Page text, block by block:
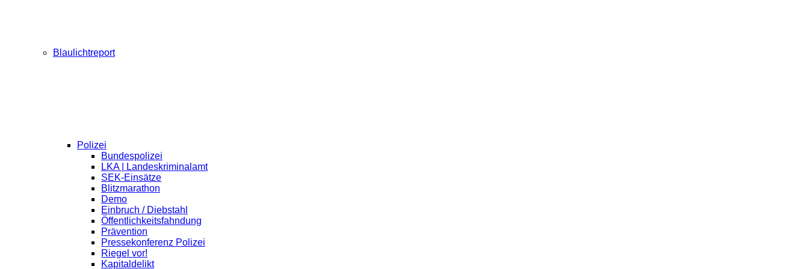
Blaulichtreport
Polizei
Bundespolizei
LKA | Landeskriminalamt
SEK-Einsätze
Blitzmarathon
Demo
Einbruch / Diebstahl
Öffentlichkeitsfahndung
Prävention
Pressekonferenz Polizei
Riegel vor!
Kapitaldelikt